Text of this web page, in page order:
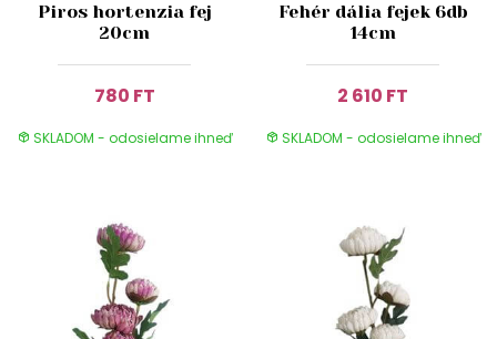
Piros hortenzia fej
20cm
780 FT
SKLADOM - odosielame ihneď
Fehér dália fejek 6db
14cm
2 610 FT
SKLADOM - odosielame ihneď